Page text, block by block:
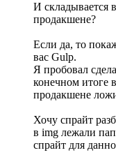
И складывается
продакшене?
Если да, то
вас Gulp.
Я пробовал
конечном итоге
продакшене
Хочу спрайт
в img лежали
спрайт для